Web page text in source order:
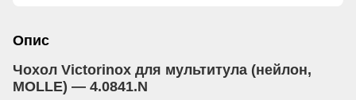
Опис
Чохол Victorinox для мультитула (нейлон,
MOLLE) — 4.0841.N